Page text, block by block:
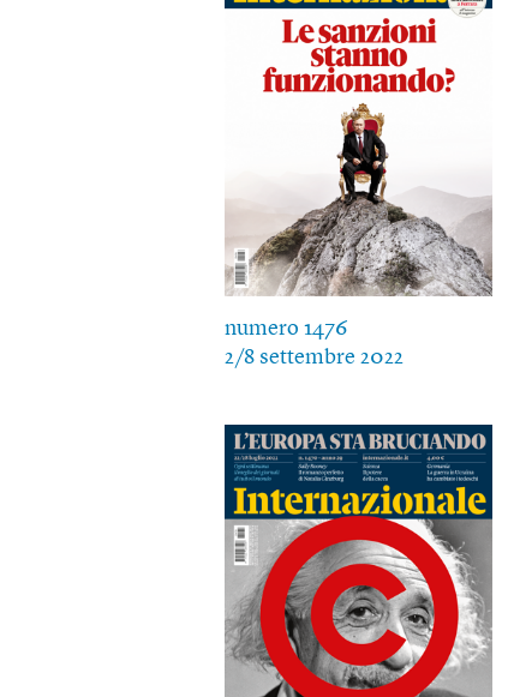
numero 1476
2/8 settembre 2022